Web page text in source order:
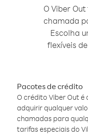
O Viber
chamada
Escolha
flexíveis
Pacotes de crédito
O crédito Viber Out é
adquirir qualquer
chamadas para
tarifas especiais do